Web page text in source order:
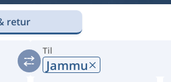
retur
Til
Jammu